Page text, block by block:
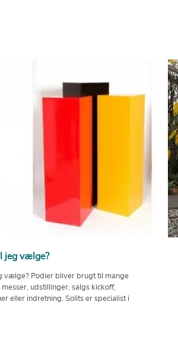
jeg vælge?
vælge? Podier bliver brugt til mange
udstillinger, salgs kickoff,
eller indretning. Solits er specialist i